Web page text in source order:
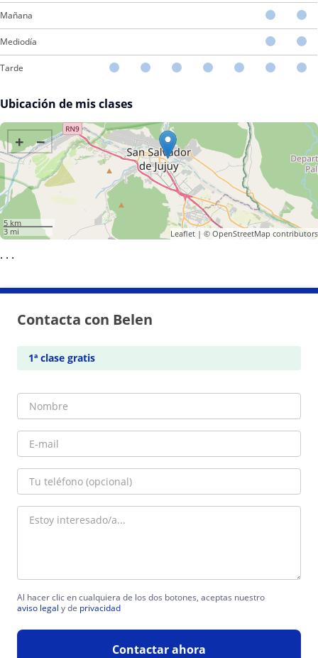
Mañana
Mediodía
Tarde
Ubicación de mis clases
+ −
5 km
3 mi
Leaflet| © OpenStreetMap contributors
· · ·
Contacta con Belen
1ª clase gratis
Al hacer clic en cualquiera de los dos botones, aceptas nuestro
aviso legal y de privacidad
Contactar ahora